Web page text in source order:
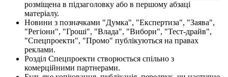
розміщена в підзаголовку або в першому абзаці
матеріалу.
Новини з позначками "Думка", "Експертиза", "Заява",
"Регіони", "Гроші", "Влада", "Вибори", "Тест-драйв",
"Спецпроекти", "Промо" публікуються на правах
реклами.
Розділ Спецпроекти створюється спільно з
комерційними партнерами.